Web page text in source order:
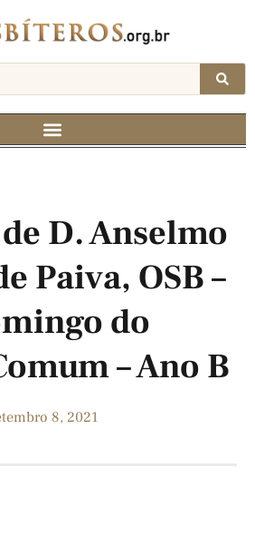
D. Anselmo
Paiva, OSB –
do
– Ano B
8, 2021